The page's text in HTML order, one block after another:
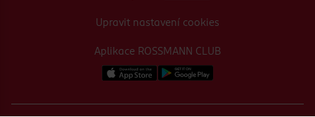
Aplikace ROSSMANN CLUB
Upravit nastavení cookies